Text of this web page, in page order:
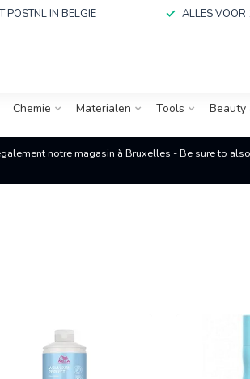
POSTNL IN BELGIE ALLES VOOR
Chemie Materialen Tools Beauty
notre magasin à Bruxelles - Be sure to